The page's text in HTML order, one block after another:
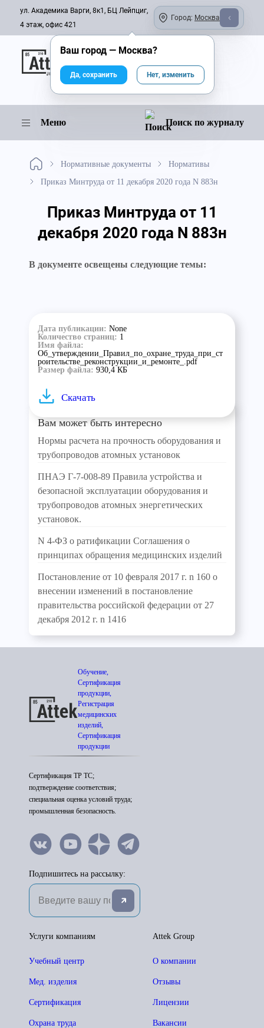
ул. Академика Варги, 8к1, БЦ Лейпциг,
4 этаж, офис 421
Город: Москва
Онлайн-журнал
Меню Поиск по журналу
Нормативные документы
Нормативы
Приказ Минтруда от 11 декабря 2020 года N 883н
Приказ Минтруда от 11
декабря 2020 года N 883н
В документе освещены следующие темы:
Дата публикации: None
Количество страниц: 1
Имя файла:
Об_утверждении_Правил_по_охране_труда_при_ст
роительстве_реконструкции_и_ремонте_.pdf
Размер файла: 930,4 КБ
Скачать
Вам может быть интересно
Нормы расчета на прочность оборудования и
трубопроводов атомных установок
ПНАЭ Г-7-008-89 Правила устройства и
безопасной эксплуатации оборудования и
трубопроводов атомных энергетических
установок.
N 4-ФЗ о ратификации Соглашения о
принципах обращения медицинских изделий
Постановление от 10 февраля 2017 г. n 160 о
внесении изменений в постановление
правительства российской федерации от 27
декабря 2012 г. n 1416
Обучение,
Сертификация
продукции,
Регистрация
медицинских
изделий,
Сертификация
продукции
Сертификация ТР ТС;
подтверждение соответствия;
специальная оценка условий труда;
промышленная безопасность.
Подпишитесь на рассылку:
Attek Group
О компании
Отзывы
Лицензии
Вакансии
Услуги компаниям
Учебный центр
Мед. изделия
Сертификация
Охрана труда
Ваш город — Москва?
Да, сохранить Нет, изменить